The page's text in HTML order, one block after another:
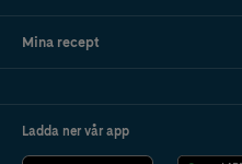
Mina recept
Ladda ner vår app